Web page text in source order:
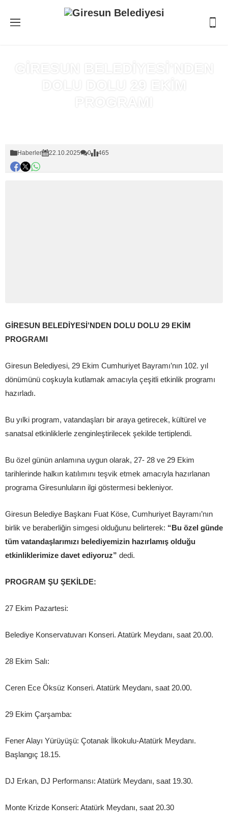
GİRESUN BELEDİYESİ’NDEN
DOLU DOLU 29 EKİM
PROGRAMI
Haberler 22.10.2025 0 465
GİRESUN BELEDİYESİ’NDEN DOLU DOLU 29 EKİM
PROGRAMI
Giresun Belediyesi, 29 Ekim Cumhuriyet Bayramı’nın 102. yıl
dönümünü coşkuyla kutlamak amacıyla çeşitli etkinlik programı
hazırladı.
Bu yılki program, vatandaşları bir araya getirecek, kültürel ve
sanatsal etkinliklerle zenginleştirilecek şekilde tertiplendi.
Bu özel günün anlamına uygun olarak, 27- 28 ve 29 Ekim
tarihlerinde halkın katılımını teşvik etmek amacıyla hazırlanan
programa Giresunluların ilgi göstermesi bekleniyor.
Giresun Belediye Başkanı Fuat Köse, Cumhuriyet Bayramı’nın
birlik ve beraberliğin simgesi olduğunu belirterek: “Bu özel günde
tüm vatandaşlarımızı belediyemizin hazırlamış olduğu
etkinliklerimize davet ediyoruz” dedi.
PROGRAM ŞU ŞEKİLDE:
27 Ekim Pazartesi:
Belediye Konservatuvarı Konseri. Atatürk Meydanı, saat 20.00.
28 Ekim Salı:
Ceren Ece Öksüz Konseri. Atatürk Meydanı, saat 20.00.
29 Ekim Çarşamba:
Fener Alayı Yürüyüşü: Çotanak İlkokulu-Atatürk Meydanı.
Başlangıç 18.15.
DJ Erkan, DJ Performansı: Atatürk Meydanı, saat 19.30.
Monte Krizde Konseri: Atatürk Meydanı, saat 20.30